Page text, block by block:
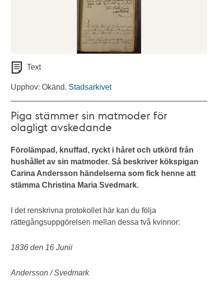
Text
Upphov: Okänd. Stadsarkivet
Piga stämmer sin matmoder för
olagligt avskedande
Förolämpad, knuffad, ryckt i håret och utkörd från
hushållet av sin matmoder. Så beskriver kökspigan
Carina Andersson händelserna som fick henne att
stämma Christina Maria Svedmark.
I det renskrivna protokollet här kan du följa
rättegångsuppgörelsen mellan dessa två kvinnor:
1836 den 16 Junii
Andersson / Svedmark